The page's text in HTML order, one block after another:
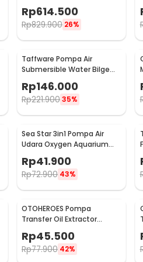
HomeBrew Wine 10W
19L/Min - MP-15RM
Rp614.500
Rp829.900 26%
Taffware Pompa Air
Submersible Water Bilge
Pump 12V - BL-2512SI
Rp146.000
Rp221.90035%
Sea Star 3in1 Pompa Air
Udara Oxygen Aquarium
Rp41.900
Rp72.900 43%
OTOHEROES Pompa
Transfer Oil Extractor
Rp45.500
Rp77.900 42%